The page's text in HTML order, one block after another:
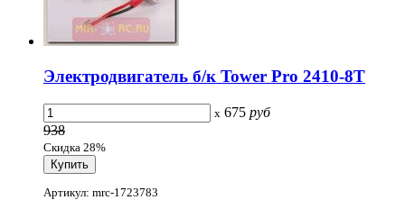
Электродвигатель б/к Tower Pro 2410-8T
x 675 руб
938
Скидка 28%
Артикул: mrc-1723783